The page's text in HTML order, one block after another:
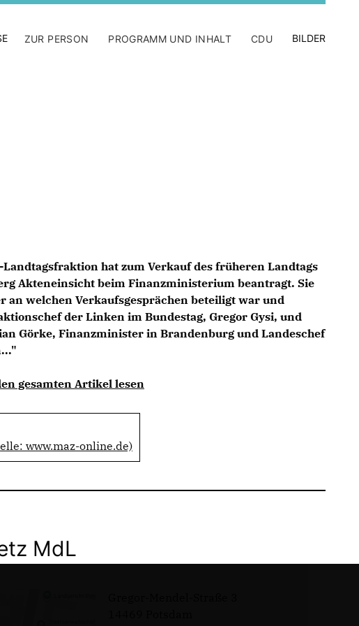
ZUR PERSON PROGRAMM UND INHALT CDU BILDER
Landtagsfraktion hat zum Verkauf des früheren Landtags
Akteneinsicht beim Finanzministerium beantragt. Sie
an welchen Verkaufsgesprächen beteiligt war und
der Linken im Bundestag, Gregor Gysi, und
Görke, Finanzminister in Brandenburg und Landeschef
gesamten Artikel lesen
www.maz-online.de)
MdL